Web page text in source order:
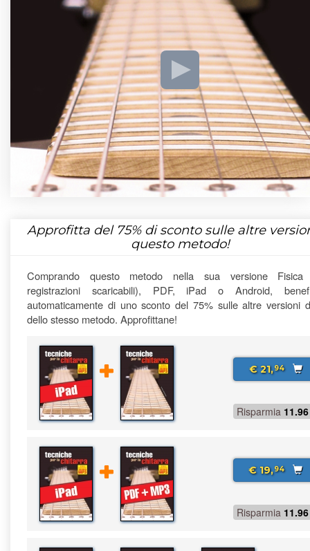
Approfitta del 75%di sconto sulle altre
questo metodo!
Comprando questo metodo nella sua versione Fisica
registrazioni scaricabili), PDF, iPad o Android,
automaticamente di uno sconto del 75% sulle altre versioni
dello stesso metodo. Approfittane!
€ 21,94
Risparmia 11.96
€ 19,94
Risparmia 11.96